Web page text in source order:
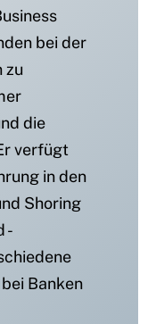
bei der
zu
die
verfügt
in den
Shoring
-
Banken